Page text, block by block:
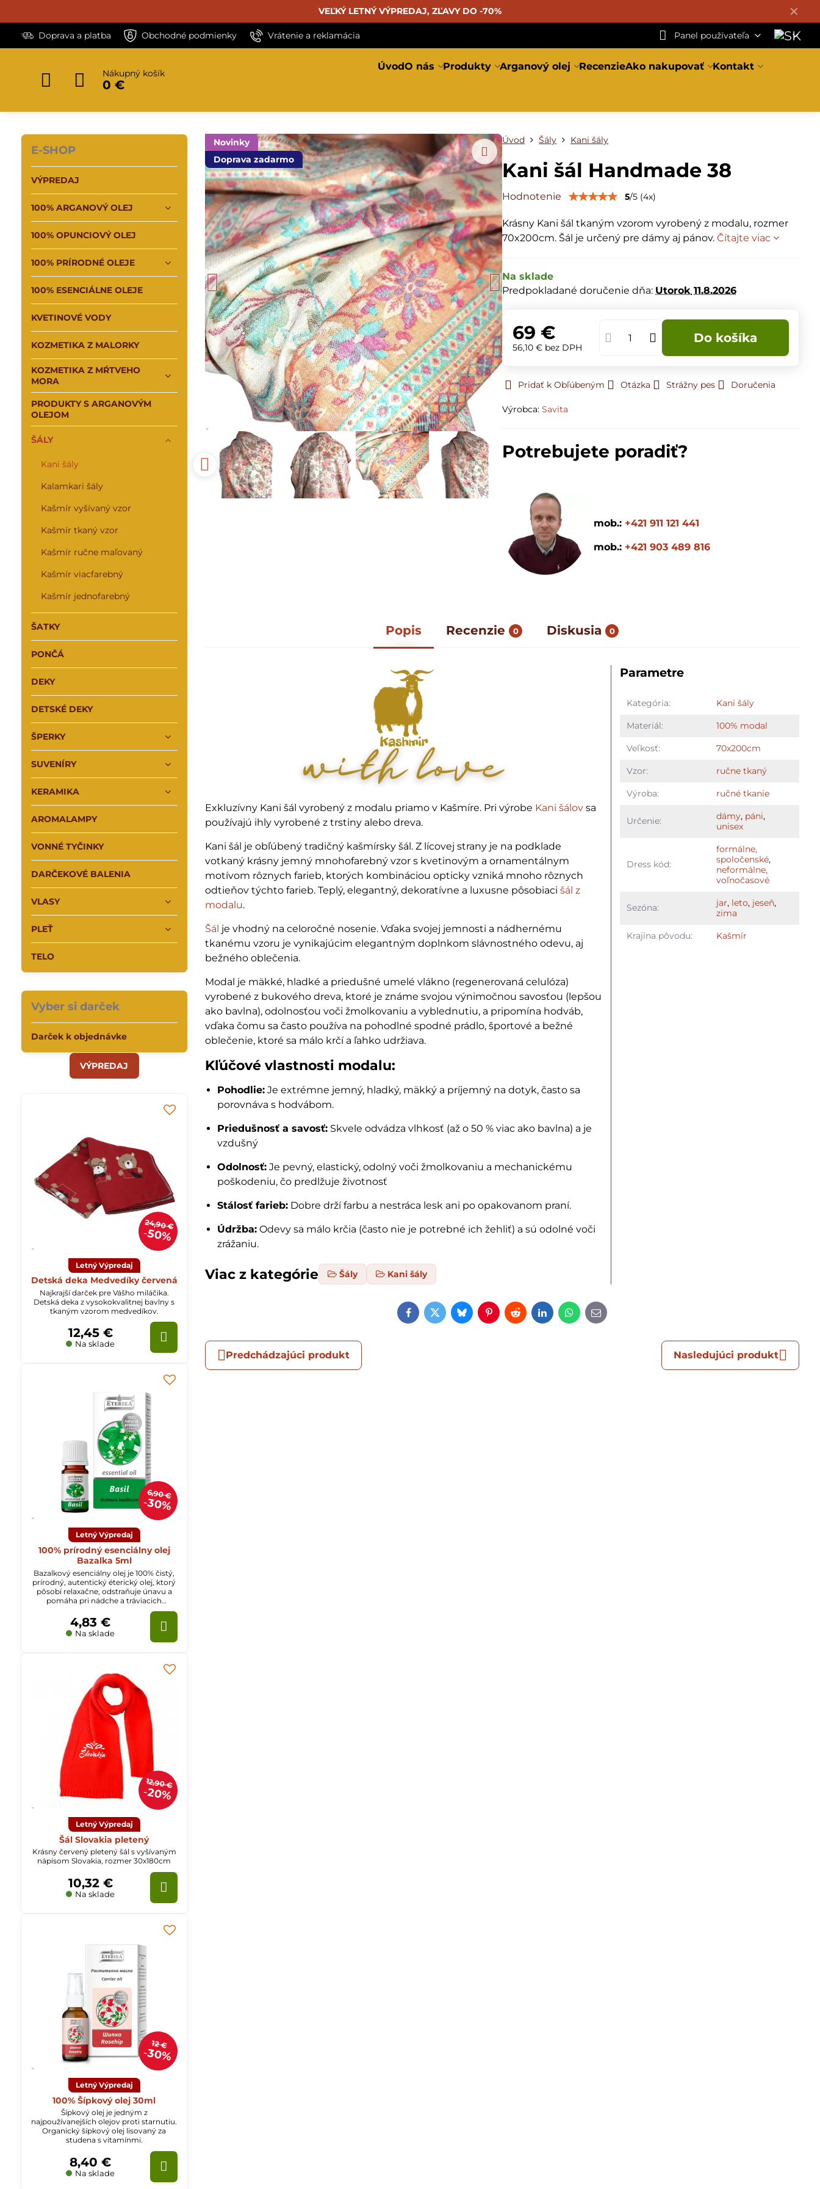
✕
VEĽKÝ LETNÝ VÝPREDAJ, ZĽAVY DO -70%
Doprava a platba Obchodné podmienky Vrátenie a reklamácia Panel používateľa
Nákupný košík
0 €
ÚvodO nás Produkty Arganový olej RecenzieAko nakupovať Kontakt
Novinky
Doprava zadarmo
Úvod Šály Kani šály
Kani šál Handmade 38
Hodnotenie 5/5 (4x)
Krásny Kani šál tkaným vzorom vyrobený z modalu, rozmer
70x200cm. Šál je určený pre dámy aj pánov.Čítajte viac
Na sklade
Predpokladané doručenie dňa: Utorok 11.8.2026
69 €
56,10 € bez DPH
Do košíka
Pridať k Obľúbeným Otázka Strážny pes Doručenia
Výrobca:Savita
Potrebujete poradiť?
mob.: +421 911 121 441
mob.: +421 903 489 816
Popis Recenzie 0 Diskusia 0
Exkluzívny Kani šál vyrobený z modalu priamo v Kašmíre. Pri výrobe Kani šálov sa
používajú ihly vyrobené z trstiny alebo dreva.
Kani šál je obľúbený tradičný kašmírsky šál. Z lícovej strany je na podklade
votkaný krásny jemný mnohofarebný vzor s kvetinovým a ornamentálnym
motívom rôznych farieb, ktorých kombináciou opticky vzniká mnoho rôznych
odtieňov týchto farieb. Teplý, elegantný, dekoratívne a luxusne pôsobiacišál z
modalu.
Šál je vhodný na celoročné nosenie. Vďaka svojej jemnosti a nádhernému
tkanému vzoru je vynikajúcim elegantným doplnkom slávnostného odevu, aj
bežného oblečenia.
Modal je mäkké, hladké a priedušné umelé vlákno (regenerovaná celulóza)
vyrobené z bukového dreva, ktoré je známe svojou výnimočnou savosťou (lepšou
ako bavlna), odolnosťou voči žmolkovaniu a vyblednutiu, a pripomína hodváb,
vďaka čomu sa často používa na pohodlné spodné prádlo, športové a bežné
oblečenie, ktoré sa málo krčí a ľahko udržiava.
Kľúčové vlastnosti modalu:
Pohodlie: Je extrémne jemný, hladký, mäkký a príjemný na dotyk, často sa
porovnáva s hodvábom.
Priedušnosť a savosť: Skvele odvádza vlhkosť (až o 50 % viac ako bavlna) a je
vzdušný
Odolnosť: Je pevný, elastický, odolný voči žmolkovaniu a mechanickému
poškodeniu, čo predlžuje životnosť
Stálosť farieb: Dobre drží farbu a nestráca lesk ani po opakovanom praní.
Údržba: Odevy sa málo krčia (často nie je potrebné ich žehliť) a sú odolné voči
zrážaniu.
Viac z kategórie Šály Kani šály
Parametre
Kategória: Kani šály
Materiál: 100% modal
Veľkosť: 70x200cm
Vzor: ručne tkaný
Výroba: ručné tkanie
Určenie: dámy, páni,
unisex
Dress kód:
formálne,
spoločenské,
neformálne,
voľnočasové
Sezóna: jar, leto, jeseň,
zima
Krajina pôvodu: Kašmír
Facebook
TwitterBlueskyPinterest
RedditLinkedInWhatsApp
E-
mail
Predchádzajúci produkt Nasledujúci produkt
E-SHOP
VÝPREDAJ
100% ARGANOVÝ OLEJ
100% OPUNCIOVÝ OLEJ
100% PRÍRODNÉ OLEJE
100% ESENCIÁLNE OLEJE
KVETINOVÉ VODY
KOZMETIKA Z MALORKY
KOZMETIKA Z MŔTVEHO
MORA
PRODUKTY S ARGANOVÝM
OLEJOM
ŠÁLY
Kani šály
Kalamkari šály
Kašmír vyšívaný vzor
Kašmír tkaný vzor
Kašmír ručne maľovaný
Kašmír viacfarebný
Kašmír jednofarebný
ŠATKY
PONČÁ
DEKY
DETSKÉ DEKY
ŠPERKY
SUVENÍRY
KERAMIKA
AROMALAMPY
VONNÉ TYČINKY
DARČEKOVÉ BALENIA
VLASY
PLEŤ
TELO
Vyber si darček
Darček k objednávke
VÝPREDAJ
24,90 €
50%
Letný Výpredaj
Detská deka Medvedíky červená
Najkrajší darček pre Vášho miláčika.
Detská deka z vysokokvalitnej bavlny s
tkaným vzorom medvedíkov.
Na sklade
12,45 €
6,90 €
30%
Letný Výpredaj
100% prírodný esenciálny olej
Bazalka 5ml
Bazalkový esenciálny olej je 100% čistý,
prírodný, autentický éterický olej, ktorý
pôsobí relaxačne, odstraňuje únavu a
pomáha pri nádche a tráviacich
Na sklade
4,83 €
12,90 €
20%
Letný Výpredaj
Šál Slovakia pletený
Krásny červený pletený šál s vyšívaným
nápisom Slovakia, rozmer 30x180cm
Na sklade
10,32 €
12 €
30%
Letný Výpredaj
100% Šípkový olej 30ml
Šípkový olej je jedným z
najpoužívanejších olejov proti starnutiu.
Organický šípkový olej lisovaný za
studena s vitamínmi.
Na sklade
8,40 €